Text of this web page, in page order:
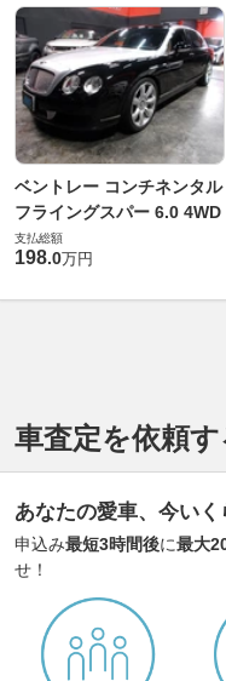
ベントレー コンチネンタル
フライングスパー 6.0 4WD
支払総額
198.0万円
車査定を依頼す
あなたの愛車、今いく
申込み最短3時間後に最大
せ！